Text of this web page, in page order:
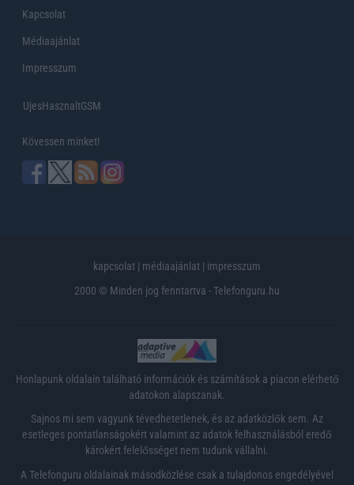
Kapcsolat
Médiaajánlat
Impresszum
UjesHasznaltGSM
Kövessen minket!
kapcsolat | médiaajánlat | impresszum
2000 © Minden jog fenntartva - Telefonguru.hu
Honlapunk oldalain található információk és számítások a piacon elérhető
adatokon alapszanak.
Sajnos mi sem vagyunk tévedhetetlenek, és az adatközlők sem. Az
esetleges pontatlanságokért valamint az adatok felhasználásból eredő
károkért felelősséget nem tudunk vállalni.
A Telefonguru oldalainak másodközlése csak a tulajdonos engedélyével